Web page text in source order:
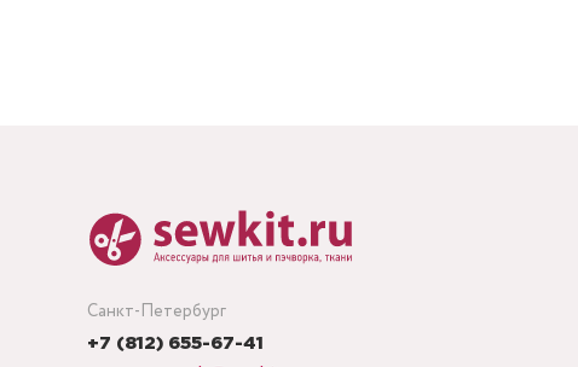
Санкт-Петербург
+7 (812) 655-67-41